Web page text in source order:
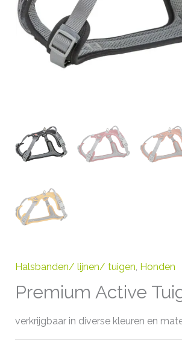
Halsbanden/ lijnen/ tuigen Honden
Premium Active
verkrijgbaar in diverse kleuren en